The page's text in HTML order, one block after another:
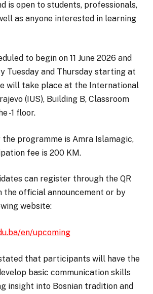
is open to students, professionals,
as anyone interested in learning
to begin on 11 June 2026 and
Tuesday and Thursday starting at
will take place at the International
(IUS), Building B, Classroom
-1 floor.
programme is Amra Islamagic,
fee is 200 KM.
can register through the QR
the official announcement or by
website:
en/upcoming
that participants will have the
basic communication skills
insight into Bosnian tradition and